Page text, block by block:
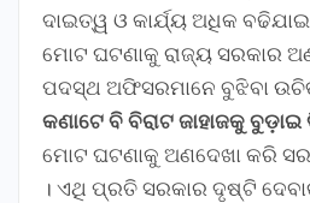
ଦାଇତ୍ୱ ଓ କାର୍ଯ୍ୟ ଅଧିକ
ମୋଟ ଘଟଣାକୁ ରାଜ୍ୟ ସରକାର
ପଦସ୍ଥ ଅଫିସରମାନେ ବୁଝିବା
କଣାଟେ ବି ବିରାଟ ଜାହାଜକୁ ବୁଡ଼ାଇ
ମୋଟ ଘଟଣାକୁ ଅଣଦେଖା କରି
। ଏଥି ପ୍ରତି ସରକାର ଦୃଷ୍ଟି